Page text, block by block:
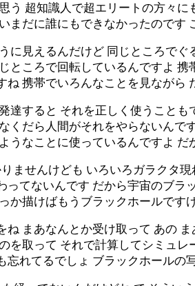
う 超知識人で超エリートの方々
まだに誰にもできなかったのです
に見えるんだけど 同じところで
ところで回転しているんですよ
ね 携帯でいろんなことを見ながら
達すると それを正しく使うこと
くだら人間がそれをやらないん
うなことに使っているんですよ だ
ませんけども いろいろガラクタ
ってないんです だから宇宙のブ
か描けばもうブラックホールです
ね まあなんとか受け取って あの
を取って それで計算してシミュ
忘れてるでしょ ブラックホール